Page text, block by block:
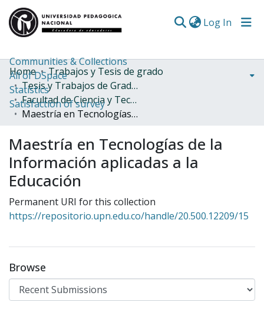
Log In
Communities & Collections
All of DSpace
Statistics
Satisfaction of survey
Home
Trabajos y Tesis de grado
Tesis y Trabajos de Grado (Posgrado)
Facultad de Ciencia y Tecnología
Maestría en Tecnologías de la Información aplicadas a la Educación
Maestría en Tecnologías de la
Información aplicadas a la
Educación
Permanent URI for this collection
https://repositorio.upn.edu.co/handle/20.500.12209/15
Browse